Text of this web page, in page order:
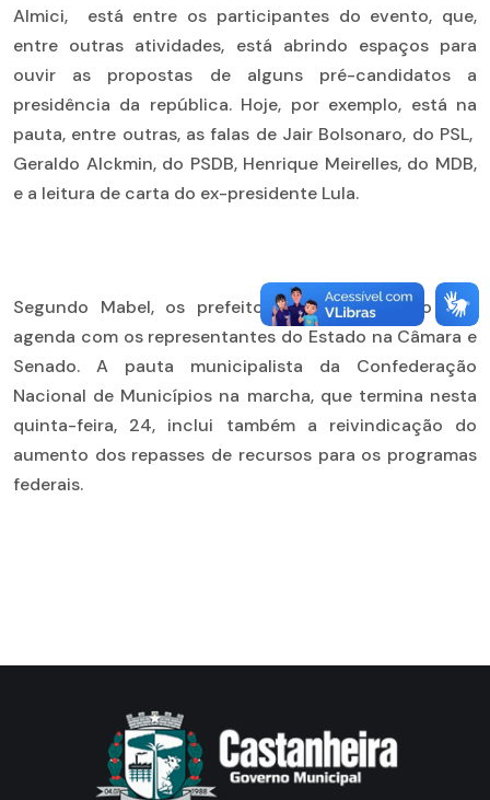
Almici, está entre os participantes do evento, que,
entre outras atividades, está abrindo espaços para
ouvir as propostas de alguns pré-candidatos a
presidência da república. Hoje, por exemplo, está na
pauta, entre outras, as falas de Jair Bolsonaro, do PSL,
Geraldo Alckmin, do PSDB, Henrique Meirelles, do MDB,
e a leitura de carta do ex-presidente Lula.
Segundo Mabel, os prefeitos de Mato Grosso tem
agenda com os representantes do Estado na Câmara e
Senado. A pauta municipalista da Confederação
Nacional de Municípios na marcha, que termina nesta
quinta-feira, 24, inclui também a reivindicação do
aumento dos repasses de recursos para os programas
federais.